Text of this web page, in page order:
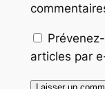
articles par